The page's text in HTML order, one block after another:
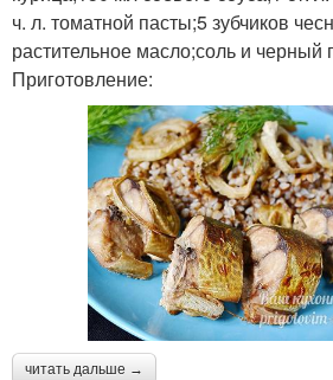
ч. л. томатной пасты;5 зубчиков
растительное масло;соль и черный
Приготовление:
читать дальше →